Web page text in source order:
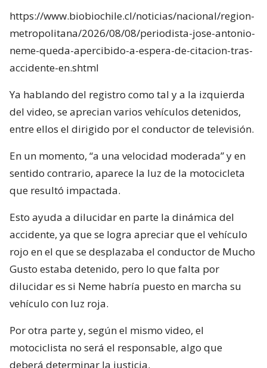
https://www.biobiochile.cl/noticias/nacional/region-
metropolitana/2026/08/08/periodista-jose-antonio-
neme-queda-apercibido-a-espera-de-citacion-tras-
accidente-en.shtml
Ya hablando del registro como tal y a la izquierda
del video, se aprecian varios vehículos detenidos,
entre ellos el dirigido por el conductor de televisión.
En un momento, “a una velocidad moderada” y en
sentido contrario, aparece la luz de la motocicleta
que resultó impactada.
Esto ayuda a dilucidar en parte la dinámica del
accidente, ya que se logra apreciar que el vehículo
rojo en el que se desplazaba el conductor de Mucho
Gusto estaba detenido, pero lo que falta por
dilucidar es si Neme habría puesto en marcha su
vehículo con luz roja.
Por otra parte y, según el mismo video, el
motociclista no será el responsable, algo que
deberá determinar la justicia.